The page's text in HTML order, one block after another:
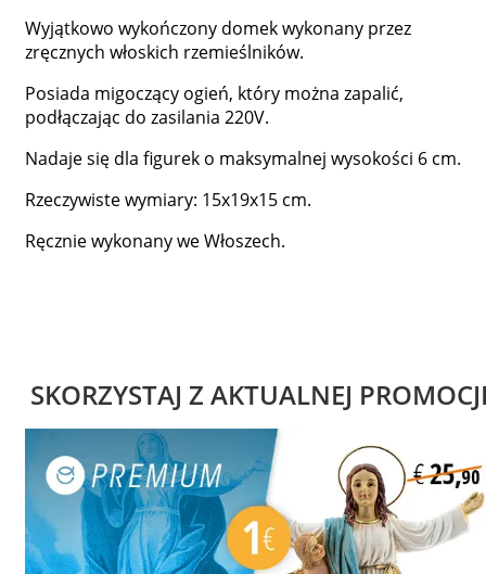
Wyjątkowo wykończony domek wykonany przez
zręcznych włoskich rzemieślników.
Posiada migoczący ogień, który można zapalić,
podłączając do zasilania 220V.
Nadaje się dla figurek o maksymalnej wysokości 6 cm.
Rzeczywiste wymiary: 15x19x15 cm.
Ręcznie wykonany we Włoszech.
SKORZYSTAJ Z AKTUALNEJ